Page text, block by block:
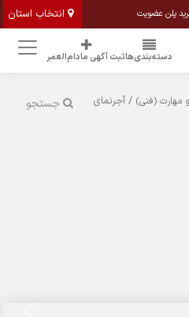
انتخاب استان پلن عضویت
دسته‌بندی‌هاثبت آگهی مادام‌العمر
جستجو مهارت (فنی) / آجرنمای